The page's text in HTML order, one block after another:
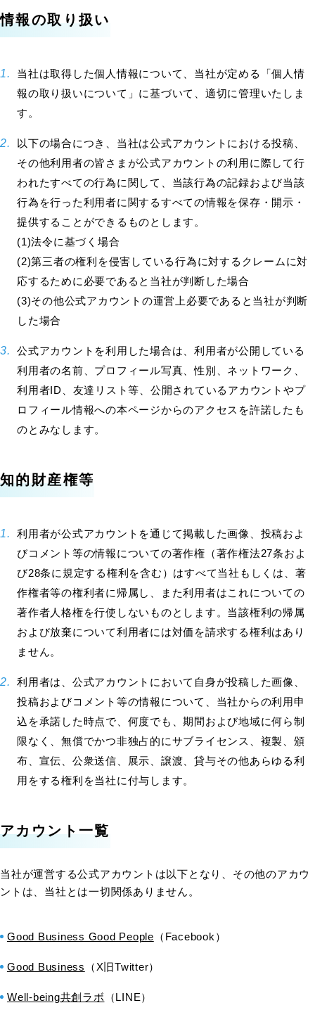
情報の取り扱い
当社は取得した個人情報について、当社が定める「個人情
報の取り扱いについて」に基づいて、適切に管理いたしま
す。
以下の場合につき、当社は公式アカウントにおける投稿、
その他利用者の皆さまが公式アカウントの利用に際して行
われたすべての行為に関して、当該行為の記録および当該
行為を行った利用者に関するすべての情報を保存・開示・
提供することができるものとします。
(1)法令に基づく場合
(2)第三者の権利を侵害している行為に対するクレームに対
応するために必要であると当社が判断した場合
(3)その他公式アカウントの運営上必要であると当社が判断
した場合
公式アカウントを利用した場合は、利用者が公開している
利用者の名前、プロフィール写真、性別、ネットワーク、
利用者ID、友達リスト等、公開されているアカウントやプ
ロフィール情報への本ページからのアクセスを許諾したも
のとみなします。
知的財産権等
利用者が公式アカウントを通じて掲載した画像、投稿およ
びコメント等の情報についての著作権（著作権法27条およ
び28条に規定する権利を含む）はすべて当社もしくは、著
作権者等の権利者に帰属し、また利用者はこれについての
著作者人格権を行使しないものとします。当該権利の帰属
および放棄について利用者には対価を請求する権利はあり
ません。
利用者は、公式アカウントにおいて自身が投稿した画像、
投稿およびコメント等の情報について、当社からの利用申
込を承諾した時点で、何度でも、期間および地域に何ら制
限なく、無償でかつ非独占的にサブライセンス、複製、頒
布、宣伝、公衆送信、展示、譲渡、貸与その他あらゆる利
用をする権利を当社に付与します。
アカウント一覧
当社が運営する公式アカウントは以下となり、その他のアカウ
ントは、当社とは一切関係ありません。
Good Business Good People （Facebook）
Good Business （X旧Twitter）
Well-being共創ラボ （LINE）